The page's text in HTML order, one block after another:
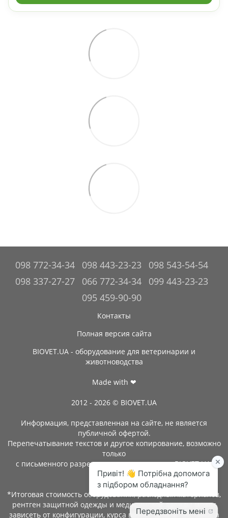
098 772-34-34 098 443-23-23
098 543-54-54
098 337-27-27
066 772-34-34
099 443-23-23
095 459-90-90
Контакты
Полная версия сайта
BIOVET.UA - оборудование для ветеринарии и
животноводства
Made with ❤
2012 - 2026 © BIOVET.UA
Информация, представленная на сайте, не является
публичной офертой.
Перепечатывание текстов и другое копирование, возможно
только
с письменного разрешения администрации BIOVET.UA.
*Итоговая стоимость оборудования, расходных материалов,
рентген защитной одежды и медицинской одежды может
зависеть от конфигурации, курса валют, сроков поставки, а